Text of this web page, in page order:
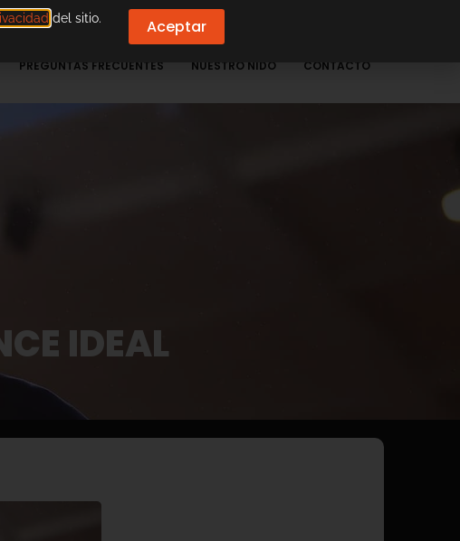
PREGUNTAS FRECUENTES NUESTRO NIDO CONTACTO
IDEAL
del sitio. Aceptar